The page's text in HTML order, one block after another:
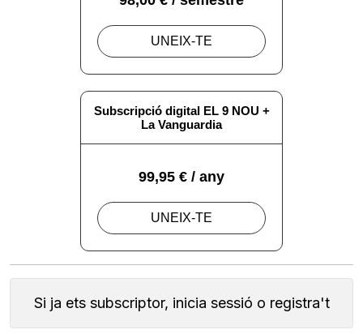
Si ja ets subscriptor, inicia sessió o registra't